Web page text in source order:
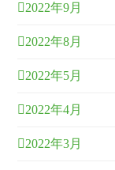
2022年9月
2022年8月
2022年5月
2022年4月
2022年3月